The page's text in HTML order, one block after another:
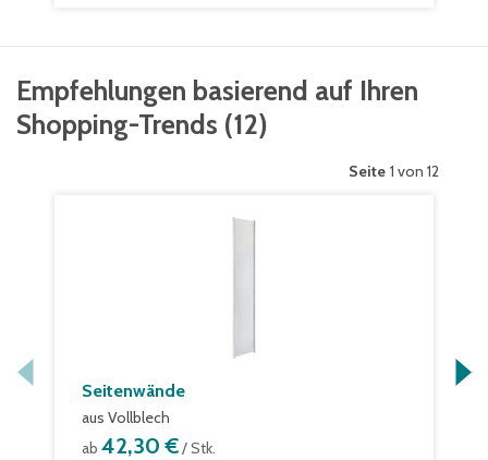
Empfehlungen basierend auf Ihren
Shopping-Trends (12)
Seite 1 von 12
Seitenwände
aus Vollblech
ab 42,30 €/ Stk.